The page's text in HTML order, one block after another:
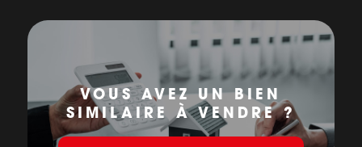
VOUS AVEZ UN BIEN
SIMILAIRE À VENDRE ?